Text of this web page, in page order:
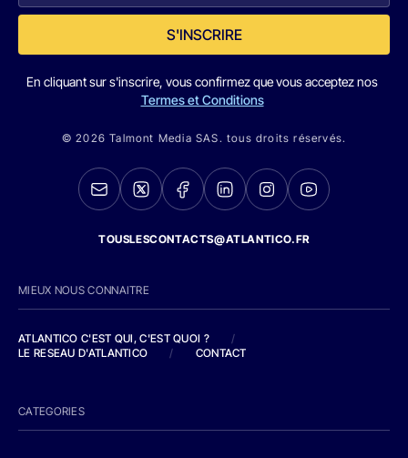
S'INSCRIRE
En cliquant sur s'inscrire, vous confirmez que vous acceptez nos
Termes et Conditions
© 2026 Talmont Media SAS. tous droits réservés.
TOUSLESCONTACTS@ATLANTICO.FR
MIEUX NOUS CONNAITRE
ATLANTICO C'EST QUI, C'EST QUOI ?
/
LE RESEAU D'ATLANTICO
/ CONTACT
CATEGORIES